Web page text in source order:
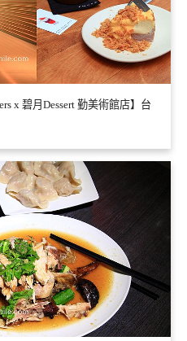
x 碧月Dessert 勤美術館店】台